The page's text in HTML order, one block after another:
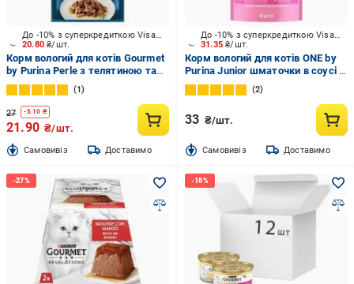
20.80₴/шт.
До -10% з суперкредиткою Visa Вигода
Корм вологий для котів Gourmet
by Purina Perle з телятиною та
качкою 85 г
1
27 -5.10 ₴
21.90 ₴/шт.
Cамовивіз Доставимо
31.35₴/шт.
До -10% з суперкредиткою Visa Вигода
Корм вологий для котів ONE by
Purina Junior шматочки в соусі з
лососем та морквою 85 г
2
33 ₴/шт.
Cамовивіз Доставимо